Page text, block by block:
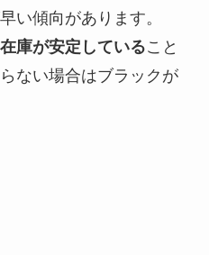
い傾向があります。
庫が安定していること
ない場合はブラックが